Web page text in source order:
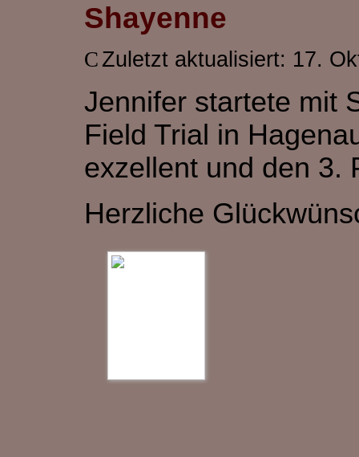
Shayenne
Zuletzt aktualisiert: 17.
Jennifer startete mit
Field Trial in
exzellent und den 3.
Herzliche